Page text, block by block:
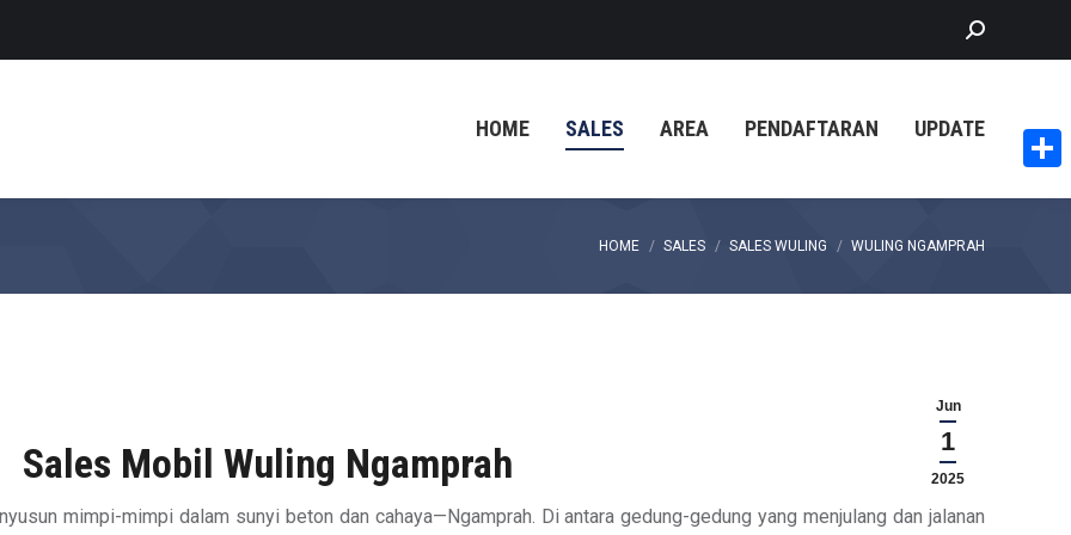
Search:
HOME SALES AREA PENDAFTARAN UPDATE
You are here:
HOME SALES SALES WULING WULING NGAMPRAH
Jun
1
2025
Sales Mobil Wuling Ngamprah
mimpi-mimpi dalam sunyi beton dan cahaya—Ngamprah. Di antara gedung-gedung yang menjulang dan jalanan